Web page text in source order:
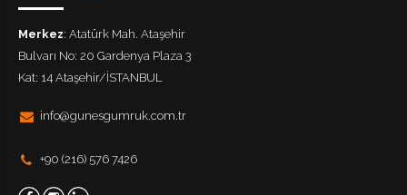
Merkez: Atatürk Mah. Ataşehir
Bulvarı No: 20 Gardenya Plaza 3
Kat: 14 Ataşehir/İSTANBUL
info@gunesgumruk.com.tr
+90 (216) 576 7426